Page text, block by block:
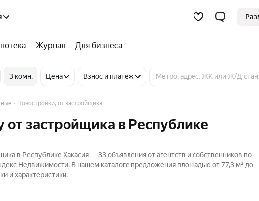
Журнал Для бизнеса
3 комн. Цена Взнос и платёж
Новостройки, от застройщика
застройщика в Республике
в Республике Хакасия — 33 объявления от агентств и собственников по
Недвижимости. В нашем каталоге предложения площадью от 77,3 м² до
и характеристики.